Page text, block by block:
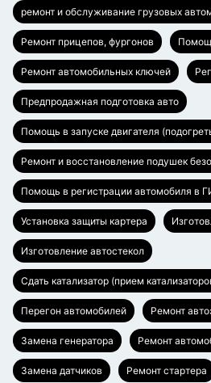
ремонт и обслуживание грузовых
Ремонт прицепов, фургонов
Ремонт автомобильных ключей
Предпродажная подготовка авто
Помощь в запуске двигателя
Ремонт и восстановление подушек
Помощь в регистрации автомобиля в
Установка защиты картера
Изготовление автостекол
Сдать катализатор (прием
Перегон автомобилей Ремонт
Замена генератора Ремонт
Замена датчиков Ремонт стартера